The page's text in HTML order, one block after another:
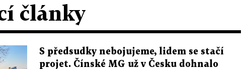
články
S předsudky nebojujeme, lidem se stačí
projet. Čínské MG už v Česku dohnalo